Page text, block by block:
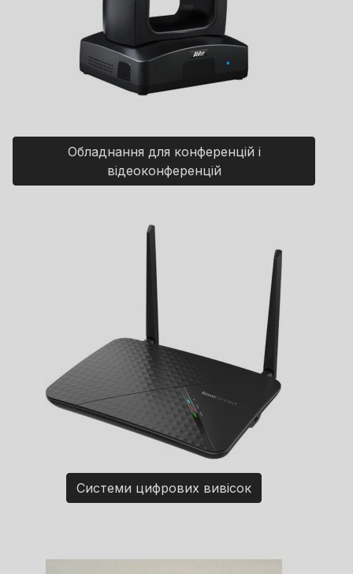
Обладнання для конференцій і
відеоконференцій
Системи цифрових вивісок